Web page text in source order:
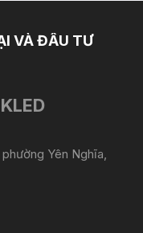
VÀ ĐẦU TƯ
Yên Nghĩa,